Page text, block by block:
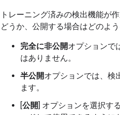
トレーニング済みの検出機能が
どうか、公開する場合はどのよ
完全に非公開オプションで
はありません。
半公開オプションでは、検
ます。
[公開] オプションを選択す